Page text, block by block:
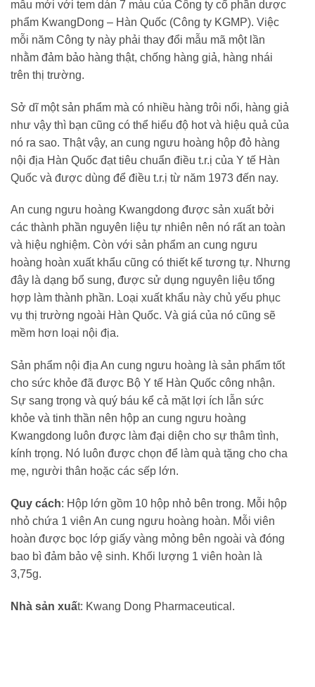
mẫu mới với tem dán 7 màu của Công ty cổ phần dược
phẩm KwangDong – Hàn Quốc (Công ty KGMP). Việc
mỗi năm Công ty này phải thay đổi mẫu mã một lần
nhằm đảm bảo hàng thật, chống hàng giả, hàng nhái
trên thị trường.
Sở dĩ một sản phẩm mà có nhiều hàng trôi nổi, hàng giả
như vậy thì bạn cũng có thể hiểu độ hot và hiệu quả của
nó ra sao. Thật vậy, an cung ngưu hoàng hộp đỏ hàng
nội địa Hàn Quốc đạt tiêu chuẩn điều t.r.ị của Y tế Hàn
Quốc và được dùng để điều t.r.ị từ năm 1973 đến nay.
An cung ngưu hoàng Kwangdong được sản xuất bởi
các thành phần nguyên liệu tự nhiên nên nó rất an toàn
và hiệu nghiệm. Còn với sản phẩm an cung ngưu
hoàng hoàn xuất khẩu cũng có thiết kế tương tự. Nhưng
đây là dạng bổ sung, được sử dụng nguyên liệu tổng
hợp làm thành phần. Loại xuất khẩu này chủ yếu phục
vụ thị trường ngoài Hàn Quốc. Và giá của nó cũng sẽ
mềm hơn loại nội địa.
Sản phẩm nội địa An cung ngưu hoàng là sản phẩm tốt
cho sức khỏe đã được Bộ Y tế Hàn Quốc công nhận.
Sự sang trọng và quý báu kể cả mặt lợi ích lẫn sức
khỏe và tinh thần nên hộp an cung ngưu hoàng
Kwangdong luôn được làm đại diện cho sự thâm tình,
kính trọng. Nó luôn được chọn để làm quà tặng cho cha
mẹ, người thân hoặc các sếp lớn.
Quy cách: Hộp lớn gồm 10 hộp nhỏ bên trong. Mỗi hộp
nhỏ chứa 1 viên An cung ngưu hoàng hoàn. Mỗi viên
hoàn được bọc lớp giấy vàng mỏng bên ngoài và đóng
bao bì đảm bảo vệ sinh. Khối lượng 1 viên hoàn là
3,75g.
Nhà sản xuất: Kwang Dong Pharmaceutical.